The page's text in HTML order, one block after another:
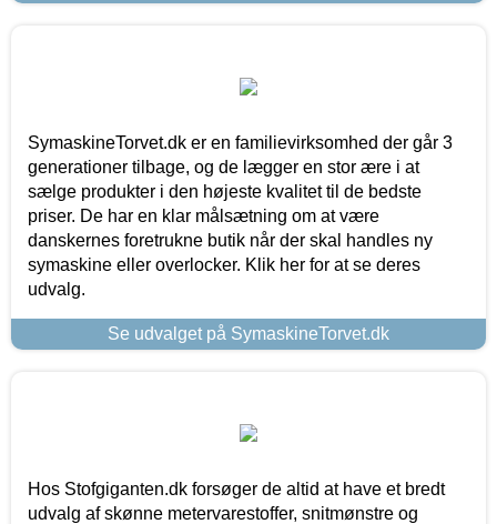
SymaskineTorvet.dk er en familievirksomhed der går 3
generationer tilbage, og de lægger en stor ære i at
sælge produkter i den højeste kvalitet til de bedste
priser. De har en klar målsætning om at være
danskernes foretrukne butik når der skal handles ny
symaskine eller overlocker. Klik her for at se deres
udvalg.
Se udvalget på SymaskineTorvet.dk
Hos Stofgiganten.dk forsøger de altid at have et bredt
udvalg af skønne metervarestoffer, snitmønstre og